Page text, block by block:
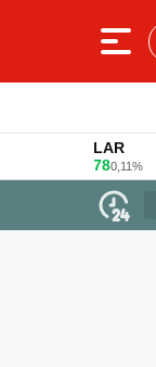
0,11%
dünyayı geçti